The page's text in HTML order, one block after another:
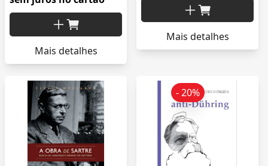
Mais detalhes
Mais detalhes
- 20%